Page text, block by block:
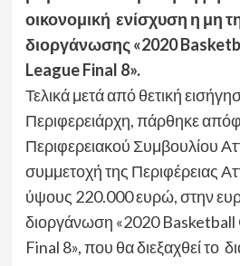
οικονομική ενίσχυση η μη
διοργάνωσης «2020
League Final 8».
Τελικά μετά από θετική
Περιφερειάρχη, πάρθηκε
Περιφερειακού Συμβουλίου
συμμετοχή της Περιφέρειας
ύψους 220.000 ευρώ, στην
διοργάνωση «2020
Final 8», που θα διεξαχθεί το